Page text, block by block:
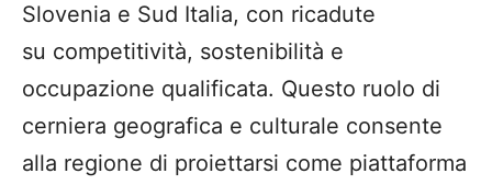
Slovenia e Sud Italia, con ricadute
su competitività, sostenibilità e
occupazione qualificata. Questo ruolo di
cerniera geografica e culturale consente
alla regione di proiettarsi come piattaforma